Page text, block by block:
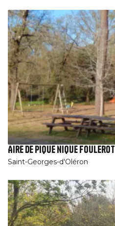
Aire de pique nique Foulerot
Saint-Georges-d'Oléron